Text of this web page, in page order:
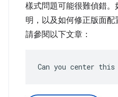
樣式問題可能很難偵錯
明，以及如何修正版面配
請參閱以下文章：
Can you center this